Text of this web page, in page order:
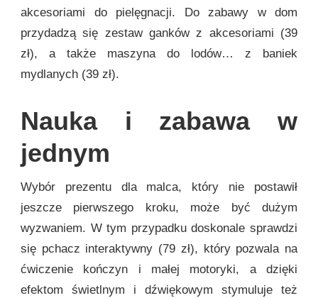
akcesoriami do pielęgnacji. Do zabawy w dom
przydadzą się zestaw ganków z akcesoriami (39
zł), a także maszyna do lodów… z baniek
mydlanych (39 zł).
Nauka i zabawa w
jednym
Wybór prezentu dla malca, który nie postawił
jeszcze pierwszego kroku, może być dużym
wyzwaniem. W tym przypadku doskonale sprawdzi
się pchacz interaktywny (79 zł), który pozwala na
ćwiczenie kończyn i małej motoryki, a dzięki
efektom świetlnym i dźwiękowym stymuluje też